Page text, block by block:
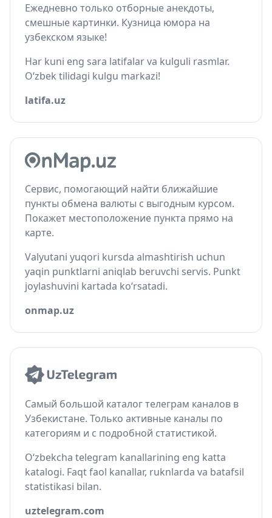
Ежедневно только отборные анекдоты,
смешные картинки. Кузница юмора на
узбекском языке!
Har kuni eng sara latifalar va kulguli rasmlar.
O‘zbek tilidagi kulgu markazi!
latifa.uz
Сервис, помогающий найти ближайшие
пункты обмена валюты с выгодным курсом.
Покажет местоположение пункта прямо на
карте.
Valyutani yuqori kursda almashtirish uchun
yaqin punktlarni aniqlab beruvchi servis. Punkt
joylashuvini kartada ko‘rsatadi.
onmap.uz
Самый большой каталог телеграм каналов в
Узбекистане. Только активные каналы по
категориям и с подробной статистикой.
O‘zbekcha telegram kanallarining eng katta
katalogi. Faqt faol kanallar, ruknlarda va batafsil
statistikasi bilan.
uztelegram.com